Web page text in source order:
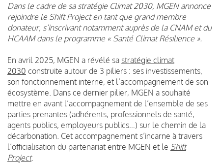
Dans le cadre de sa stratégie Climat 2030, MGEN annonce
rejoindre le Shift Project en tant que grand membre
donateur, s’inscrivant notamment auprès de la CNAM et du
HCAAM dans le programme « Santé Climat Résilience ».
En avril 2025, MGEN a révélé sa stratégie climat
2030 construite autour de 3 piliers : ses investissements,
son fonctionnement interne, et l’accompagnement de son
écosystème. Dans ce dernier pilier, MGEN a souhaité
mettre en avant l’accompagnement de l’ensemble de ses
parties prenantes (adhérents, professionnels de santé,
agents publics, employeurs publics…) sur le chemin de la
décarbonation. Cet accompagnement s’incarne à travers
l’officialisation du partenariat entre MGEN et le Shift
Project.